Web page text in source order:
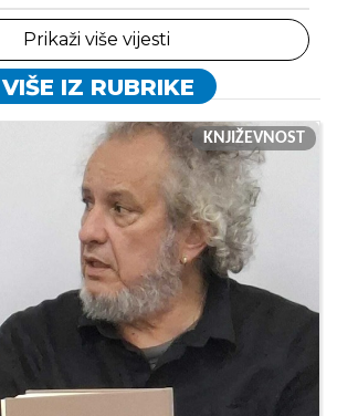
Prikaži više vijesti
VIŠE IZ RUBRIKE
KNJIŽEVNOST